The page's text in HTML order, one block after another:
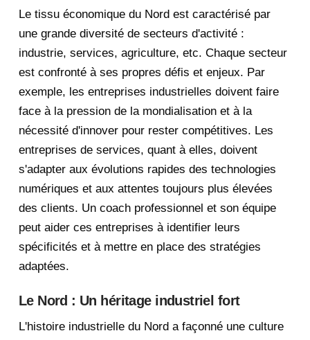
Le tissu économique du Nord est caractérisé par
une grande diversité de secteurs d'activité :
industrie, services, agriculture, etc. Chaque secteur
est confronté à ses propres défis et enjeux. Par
exemple, les entreprises industrielles doivent faire
face à la pression de la mondialisation et à la
nécessité d'innover pour rester compétitives. Les
entreprises de services, quant à elles, doivent
s'adapter aux évolutions rapides des technologies
numériques et aux attentes toujours plus élevées
des clients. Un coach professionnel et son équipe
peut aider ces entreprises à identifier leurs
spécificités et à mettre en place des stratégies
adaptées.
Le Nord : Un héritage industriel fort
L'histoire industrielle du Nord a façonné une culture